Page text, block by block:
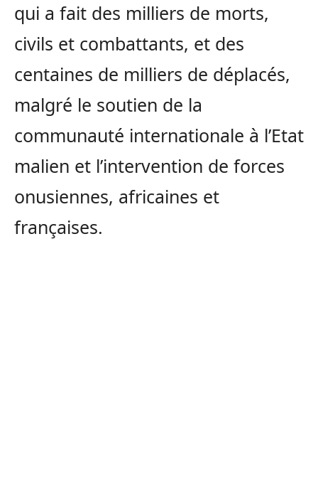
qui a fait des milliers de morts,
civils et combattants, et des
centaines de milliers de déplacés,
malgré le soutien de la
communauté internationale à l’Etat
malien et l’intervention de forces
onusiennes, africaines et
françaises.